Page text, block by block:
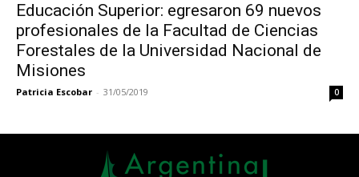
Educación Superior: egresaron 69 nuevos
profesionales de la Facultad de Ciencias
Forestales de la Universidad Nacional de
Misiones
Patricia Escobar - 31/05/2019 0